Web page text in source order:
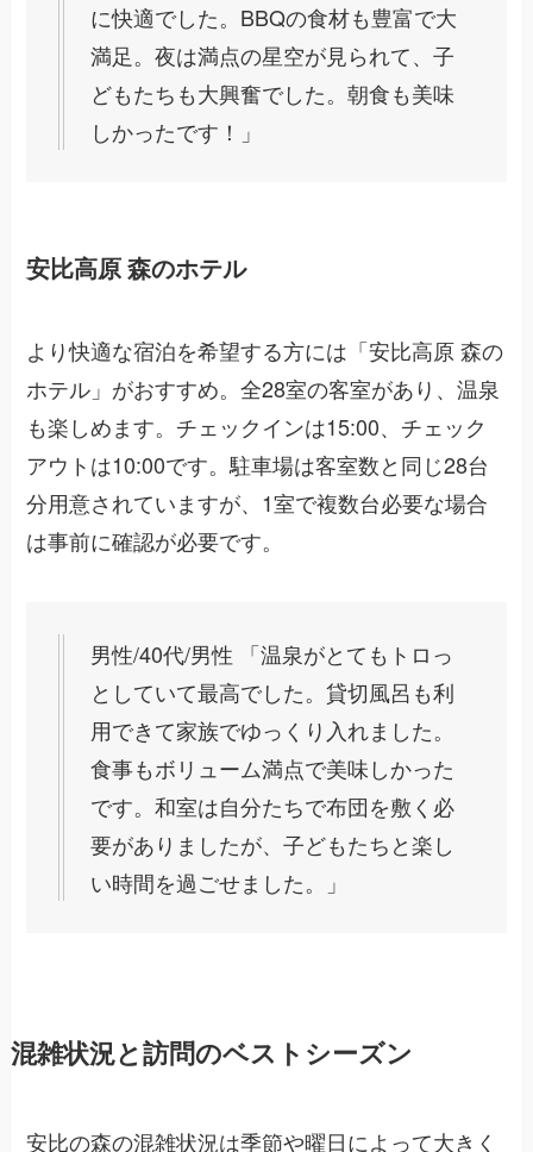
に快適でした。BBQの食材も豊富で大
満足。夜は満点の星空が見られて、子
どもたちも大興奮でした。朝食も美味
しかったです！」
安比高原 森のホテル
より快適な宿泊を希望する方には「安比高原 森の
ホテル」がおすすめ。全28室の客室があり、温泉
も楽しめます。チェックインは15:00、チェック
アウトは10:00です。駐車場は客室数と同じ28台
分用意されていますが、1室で複数台必要な場合
は事前に確認が必要です。
男性/40代/男性 「温泉がとてもトロっ
としていて最高でした。貸切風呂も利
用できて家族でゆっくり入れました。
食事もボリューム満点で美味しかった
です。和室は自分たちで布団を敷く必
要がありましたが、子どもたちと楽し
い時間を過ごせました。」
混雑状況と訪問のベストシーズン
安比の森の混雑状況は季節や曜日によって大きく